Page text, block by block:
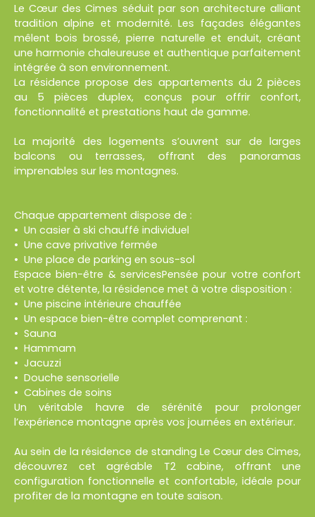
Le Cœur des Cimes séduit par son architecture alliant
tradition alpine et modernité. Les façades élégantes
mêlent bois brossé, pierre naturelle et enduit, créant
une harmonie chaleureuse et authentique parfaitement
intégrée à son environnement.
La résidence propose des appartements du 2 pièces
au 5 pièces duplex, conçus pour offrir confort,
fonctionnalité et prestations haut de gamme.
La majorité des logements s’ouvrent sur de larges
balcons ou terrasses, offrant des panoramas
imprenables sur les montagnes.
Chaque appartement dispose de :
Un casier à ski chauffé individuel
Une cave privative fermée
Une place de parking en sous-sol
Espace bien-être & servicesPensée pour votre confort
et votre détente, la résidence met à votre disposition :
Une piscine intérieure chauffée
Un espace bien-être complet comprenant :
Sauna
Hammam
Jacuzzi
Douche sensorielle
Cabines de soins
Un véritable havre de sérénité pour prolonger
l’expérience montagne après vos journées en extérieur.
Au sein de la résidence de standing Le Cœur des Cimes,
découvrez cet agréable T2 cabine, offrant une
configuration fonctionnelle et confortable, idéale pour
profiter de la montagne en toute saison.